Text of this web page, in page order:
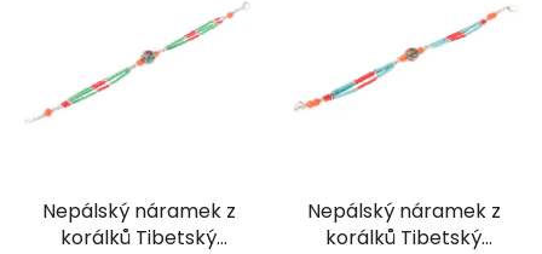
Nepálský náramek z
korálků Tibetský
Nepálský náramek z
korálků Tibetský